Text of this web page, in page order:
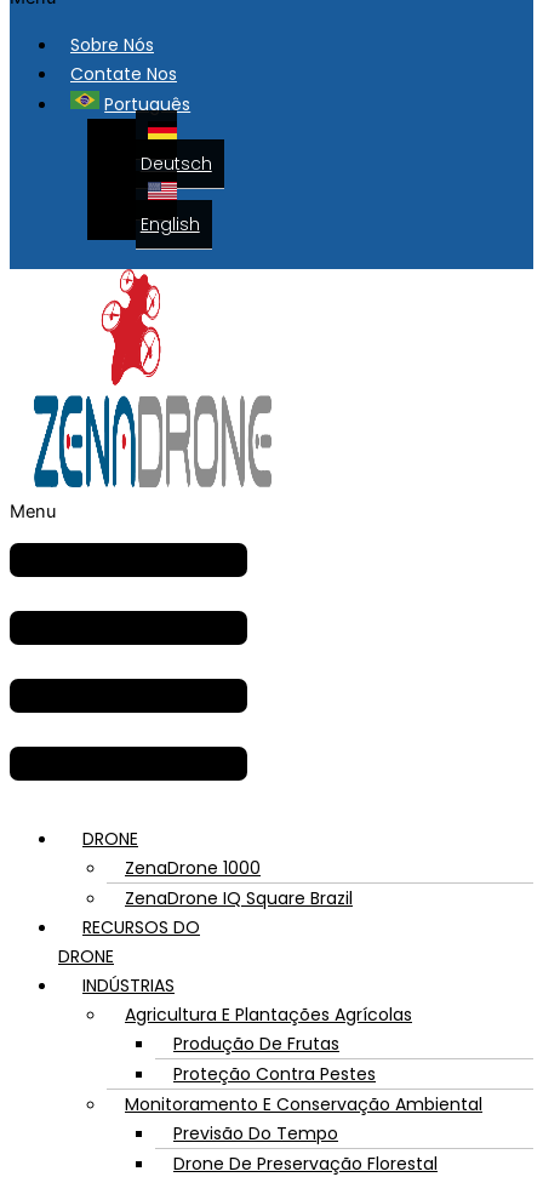
Sobre Nós
Contate Nos
Português
Deutsch
English
Menu
DRONE
ZenaDrone 1000
ZenaDrone IQ Square Brazil
RECURSOS DO
DRONE
INDÚSTRIAS
Agricultura E Plantações Agrícolas
Produção De Frutas
Proteção Contra Pestes
Monitoramento E Conservação Ambiental
Previsão Do Tempo
Drone De Preservação Florestal